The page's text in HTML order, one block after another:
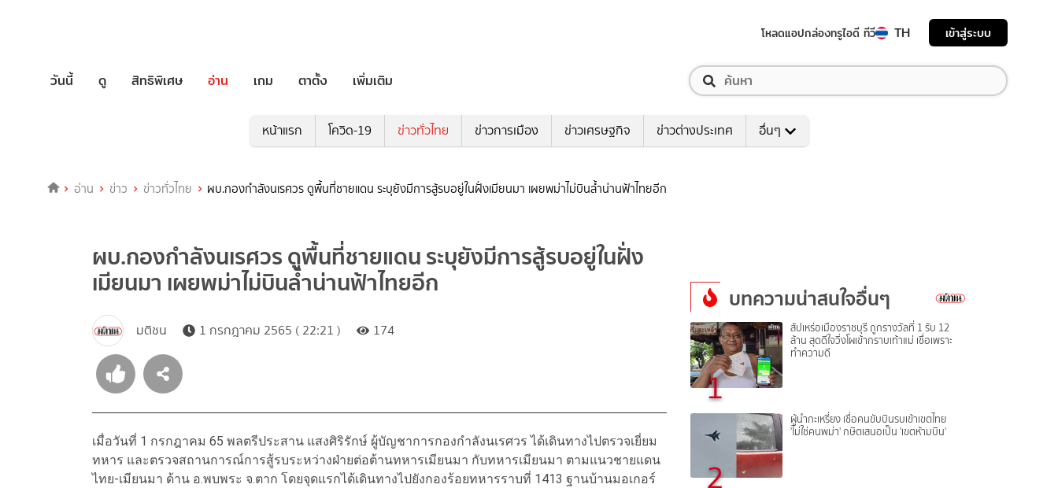
โหลดแอปกล่องทรูไอดี ทีวี TH เข้าสู่ระบบ
วันนี้ ดู สิทธิพิเศษ อ่าน เกม ตาตั้ง เพิ่มเติม
หน้าแรก โควิด-19 ข่าวทั่วไทย ข่าวการเมือง ข่าวเศรษฐกิจ ข่าวต่างประเทศ อื่นๆ
อ่าน ข่าว ข่าวทั่วไทย ผบ.กองกำลังนเรศวร ดูพื้นที่ชายแดน ระบุยังมีการสู้รบอยู่ในฝั่งเมียนมา เผยพม่าไม่บินล้ำน่านฟ้าไทยอีก
ผบ.กองกำลังนเรศวร ดูพื้นที่ชายแดน ระบุยังมีการสู้รบอยู่ในฝั่ง
เมียนมา เผยพม่าไม่บินล้ำน่านฟ้าไทยอีก
มติชน 1 กรกฎาคม 2565 ( 22:21 ) 174
เมื่อวันที่ 1 กรกฎาคม 65 พลตรีประสาน แสงศิริรักษ์ ผู้บัญชาการกองกำลังนเรศวร ได้เดินทางไปตรวจเยี่ยม
ทหาร และตรวจสถานการณ์การสู้รบระหว่างฝ่ายต่อต้านทหารเมียนมา กับทหารเมียนมา ตามแนวชายแดน
ไทย-เมียนมา ด้าน อ.พบพระ จ.ตาก โดยจุดแรกได้เดินทางไปยังกองร้อยทหารราบที่ 1413 ฐานบ้านมอเกอร์
บทความน่าสนใจอื่นๆ
1
สัปเหร่อเมืองราชบุรี ถูกรางวัลที่ 1 รับ 12
ล้าน สุดดีใจวิ่งโผเข้ากราบเท้าแม่ เชื่อเพราะ
ทำความดี
2
ผู้นำกะเหรี่ยง เชื่อคนขับบินรบเข้าเขตไทย
'ไม่ใช่คนพม่า' กษิตเสนอเป็น 'เขตห้ามบิน'